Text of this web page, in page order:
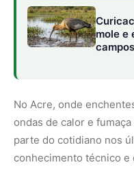
Da sala de
igarapé
(CBVida) em Rio
imersões em 2022. De
atuação socioambiental
programa CBVida